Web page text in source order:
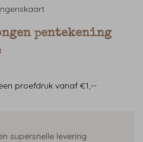
pentekening
proefdruk vanaf €1,--
supersnelle levering